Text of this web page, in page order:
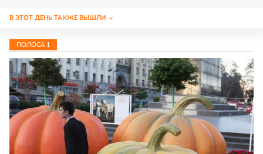
В ЭТОТ ДЕНЬ ТАКЖЕ ВЫШЛИ
ПОЛОСА 1